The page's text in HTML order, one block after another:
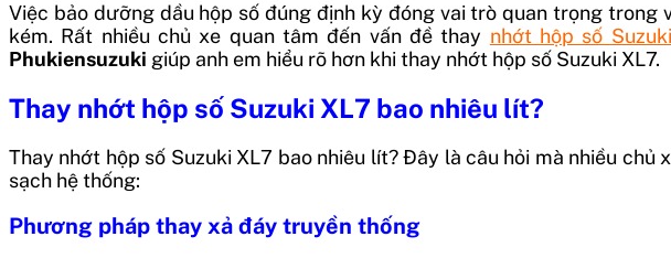
Việc bảo dưỡng dầu hộp số đúng định kỳ đóng vai trò quan trọng
kém. Rất nhiều chủ xe quan tâm đến vấn đề thay nhớt hộp số
Phukiensuzuki giúp anh em hiểu rõ hơn khi thay nhớt hộp số Suzuki XL7.
Thay nhớt hộp số Suzuki XL7 bao nhiêu lít?
Thay nhớt hộp số Suzuki XL7 bao nhiêu lít? Đây là câu hỏi mà nhiều
sạch hệ thống:
Phương pháp thay xả đáy truyền thống